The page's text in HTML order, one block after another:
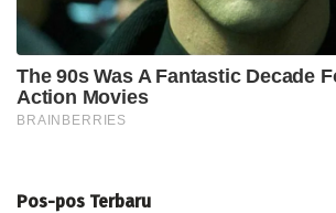
Pos-pos Terbaru